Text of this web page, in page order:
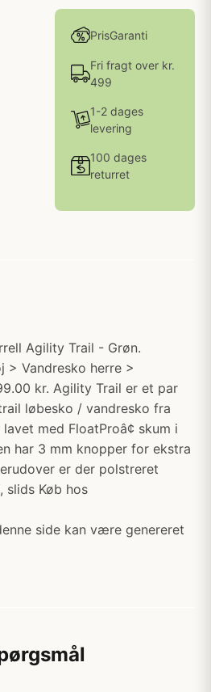
PrisGaranti
Fri fragt over kr.
499
1-2 dages
levering
100 dages
returret
Agility Trail - Grøn.
> Vandresko herre >
kr. Agility Trail er et par
løbesko / vandresko fra
med FloatProâ¢ skum i
har 3 mm knopper for ekstra
er der polstreret
slids Køb hos
side kan være genereret